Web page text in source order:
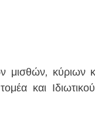
μισθών, κύριων
και